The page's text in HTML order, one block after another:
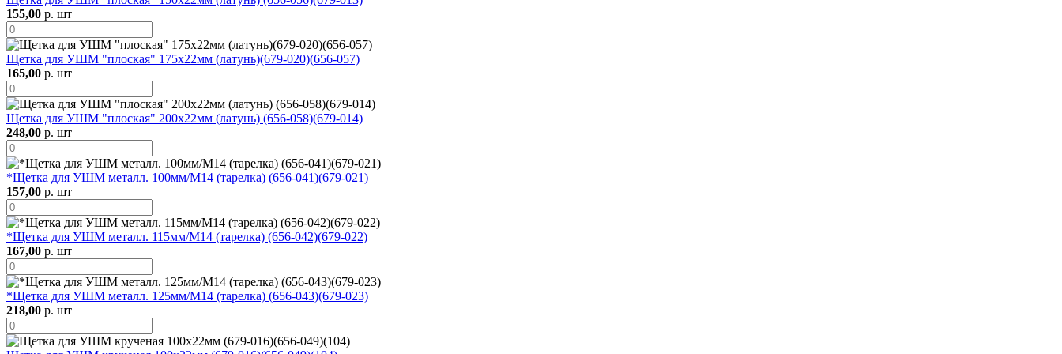
155,00 р. шт
Щетка для УШМ "плоская" 175х22мм (латунь)(679-020)(656-057)
165,00 р. шт
Щетка для УШМ "плоская" 200х22мм (латунь) (656-058)(679-014)
248,00 р. шт
*Щетка для УШМ металл. 100мм/М14 (тарелка) (656-041)(679-021)
157,00 р. шт
*Щетка для УШМ металл. 115мм/М14 (тарелка) (656-042)(679-022)
167,00 р. шт
*Щетка для УШМ металл. 125мм/М14 (тарелка) (656-043)(679-023)
218,00 р. шт